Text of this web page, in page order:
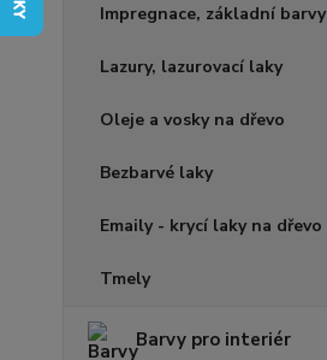
Impregnace, základní barvy
Lazury, lazurovací laky
Oleje a vosky na dřevo
Bezbarvé laky
Emaily - krycí laky na dřevo
Tmely
Barvy pro interiér